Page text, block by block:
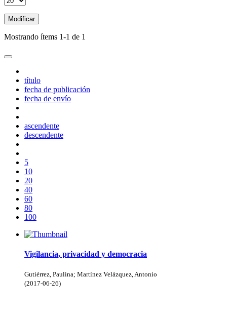
Modificar
Mostrando ítems 1-1 de 1
título
fecha de publicación
fecha de envío
ascendente
descendente
5
10
20
40
60
80
100
Vigilancia, privacidad y democracia
Gutiérrez, Paulina; Martínez Velázquez, Antonio
(2017-06-26)